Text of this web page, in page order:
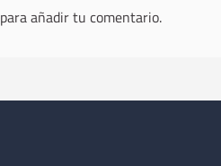
para añadir tu comentario.